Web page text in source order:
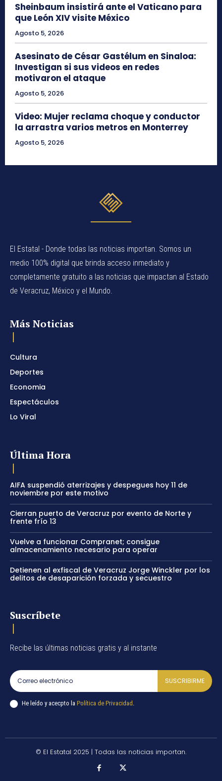
Sheinbaum insistirá ante el Vaticano para
que León XIV visite México
Agosto 5, 2026
Asesinato de César Gastélum en Sinaloa:
Investigan si sus videos en redes
motivaron el ataque
Agosto 5, 2026
Video: Mujer reclama choque y conductor
la arrastra varios metros en Monterrey
Agosto 5, 2026
El Estatal - Donde todas las noticias importan. Somos un
medio 100% digital que brinda acceso inmediato y
completamente gratuito a las noticias que impactan al Estado
de Veracruz, México y el Mundo.
Más Noticias
Cultura
Deportes
Economia
Espectáculos
Lo Viral
Última Hora
AIFA suspendió aterrizajes y despegues hoy 11 de
noviembre por este motivo
Cierran puerto de Veracruz por evento de Norte y
frente frío 13
Vuelve a funcionar Compranet; consigue
almacenamiento necesario para operar
Detienen al exfiscal de Veracruz Jorge Winckler por los
delitos de desaparición forzada y secuestro
Suscríbete
Recibe las últimas noticias gratis y al instante
SUSCRIBIRME
He leído y acecpto la Política de Privacidad .
© El Estatal 2025 | Todas las noticias importan.